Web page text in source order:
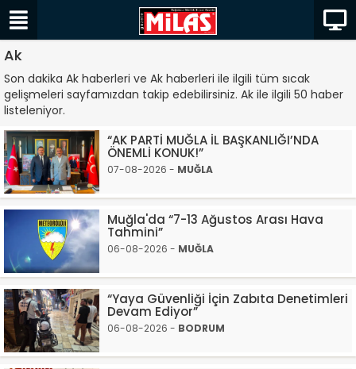
Ak
Son dakika Ak haberleri ve Ak haberleri ile ilgili tüm sıcak
gelişmeleri sayfamızdan takip edebilirsiniz. Ak ile ilgili 50 haber
listeleniyor.
“AK PARTİ MUĞLA İL BAŞKANLIĞI’NDA
ÖNEMLİ KONUK!”
07-08-2026 - MUĞLA
Muğla'da “7-13 Ağustos Arası Hava
Tahmini”
06-08-2026 - MUĞLA
“Yaya Güvenliği İçin Zabıta Denetimleri
Devam Ediyor”
06-08-2026 - BODRUM